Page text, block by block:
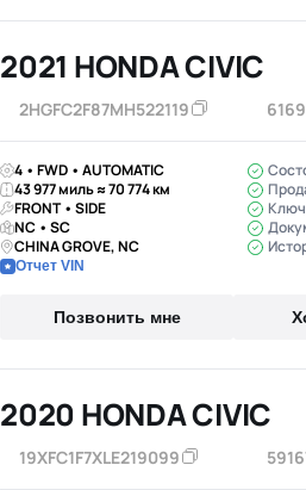
2021 HONDA CIVIC
2HGFC2F87MH522119
4 • FWD • AUTOMATIC
43 977 миль ≈ 70 774 км
FRONT • SIDE
NC • SC
CHINA GROVE, NC
Отчет VIN
Ключ
Позвонить мне
2020 HONDA CIVIC
19XFC1F7XLE219099